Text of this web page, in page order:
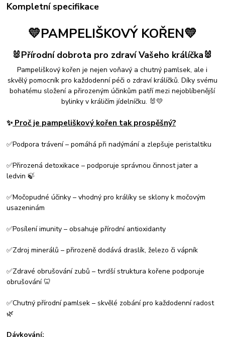
Kompletní specifikace
💛PAMPELIŠKOVÝ KOŘEN💛
🐰Přírodní dobrota pro zdraví Vašeho králíčka🐰
Pampeliškový kořen je nejen voňavý a chutný pamlsek, ale i
skvělý pomocník pro každodenní péči o zdraví králíčků. Díky svému
bohatému složení a přirozeným účinkům patří mezi nejoblíbenější
bylinky v králičím jídelníčku. 🐰💛
✨Proč je pampeliškový kořen tak prospěšný?
✅Podpora trávení – pomáhá při nadýmání a zlepšuje peristaltiku
✅Přirozená detoxikace – podporuje správnou činnost jater a
ledvin 🍃
✅Močopudné účinky – vhodný pro králíky se sklony k močovým
usazeninám
✅Posílení imunity – obsahuje přírodní antioxidanty
✅Zdroj minerálů – přirozeně dodává draslík, železo či vápník
✅Zdravé obrušování zubů – tvrdší struktura kořene podporuje
obrušování 🦷
✅Chutný přírodní pamlsek – skvělé zobání pro každodenní radost
🌿
Dávkování: